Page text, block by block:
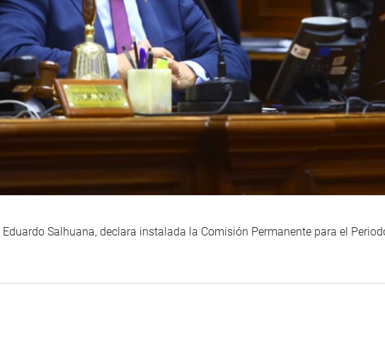
Eduardo Salhuana, declara instalada la Comisión Permanente para el